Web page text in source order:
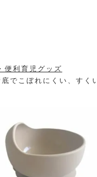
便利育児グッズ
底でこぼれにくい、す